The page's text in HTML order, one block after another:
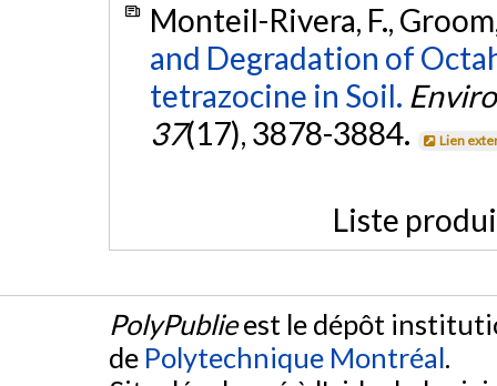
Monteil-Rivera, F.,
and Degradation of
tetrazocine in Soil.
37(17), 3878-3884. Lien
Liste
PolyPublieest le dépôt
de Polytechnique Montréal.